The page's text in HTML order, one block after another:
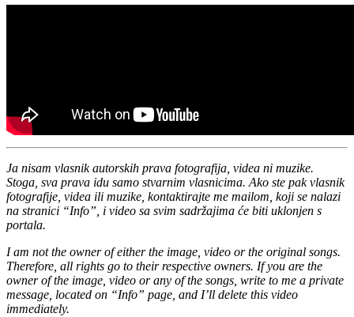
Ja nisam vlasnik autorskih prava fotografija, videa ni muzike.
Stoga, sva prava idu samo stvarnim vlasnicima. Ako ste pak vlasnik
fotografije, videa ili muzike, kontaktirajte me mailom, koji se nalazi
na stranici “Info”, i video sa svim sadržajima će biti uklonjen s
portala.
I am not the owner of either the image, video or the original songs.
Therefore, all rights go to their respective owners. If you are the
owner of the image, video or any of the songs, write to me a private
message, located on “Info” page, and I’ll delete this video
immediately.